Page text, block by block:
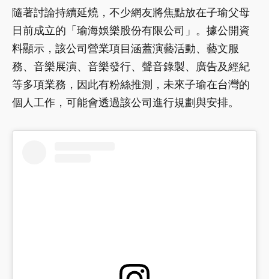
隨著討論持續延燒，不少網友將焦點放在子瑜父母
日前成立的「瑜海娛樂股份有限公司」。據公開資
料顯示，該公司營業項目涵蓋演藝活動、藝文服
務、音樂展演、音樂發行、聲音錄製、廣告及經紀
等多項業務，因此有粉絲推測，未來子瑜在台灣的
個人工作，可能會透過該公司進行規劃與安排。